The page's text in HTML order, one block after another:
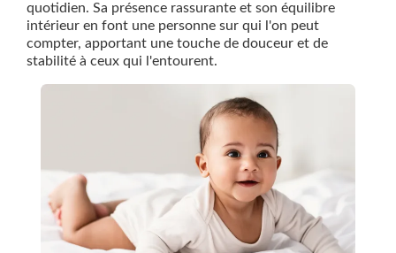
quotidien. Sa présence rassurante et son équilibre
intérieur en font une personne sur qui l'on peut
compter, apportant une touche de douceur et de
stabilité à ceux qui l'entourent.